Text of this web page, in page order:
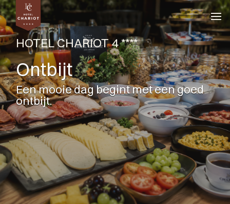
HOTEL CHARIOT 4 ****
Ontbijt
Een mooie dag begint met een goed
ontbijt.